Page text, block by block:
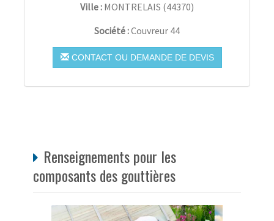
Ville : MONTRELAIS (44370)
Société :Couvreur 44
CONTACT OU DEMANDE DE DEVIS
Renseignements pour les
composants des gouttières